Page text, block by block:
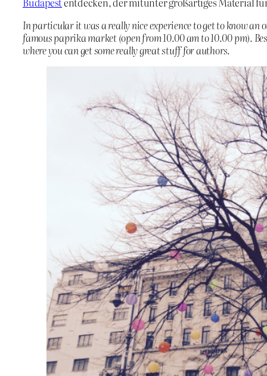
In particular it was a really nice experience to get to know
famous paprika market (open from 10.00 am to 10.00 pm).
where you can get some really great stuff for authors.